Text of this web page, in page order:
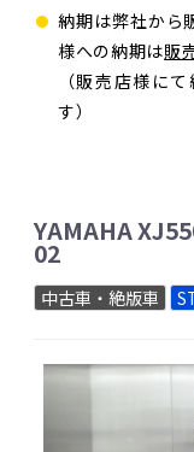
納期は弊社から
様への納期は販
（販売店様に
す）
YAMAHA
02
中古車・絶版車